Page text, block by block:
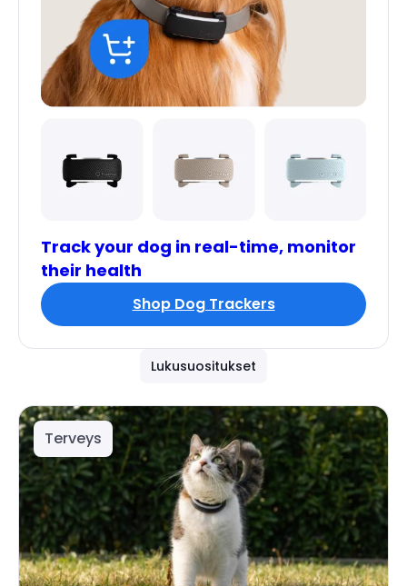
Track your dog in real-time, monitor
their health
Shop Dog Trackers
Lukusuositukset
Terveys